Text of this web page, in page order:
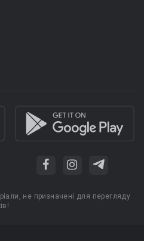
не призначені для перегляду